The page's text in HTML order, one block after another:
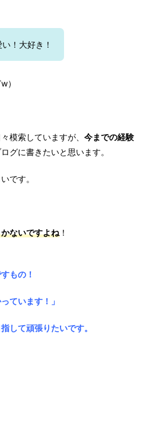
！大好き！
）
模索していますが、 今までの経験
グに書きたいと思います。
です。
ないですよね ！
もの！
ています！」
して頑張りたいです。